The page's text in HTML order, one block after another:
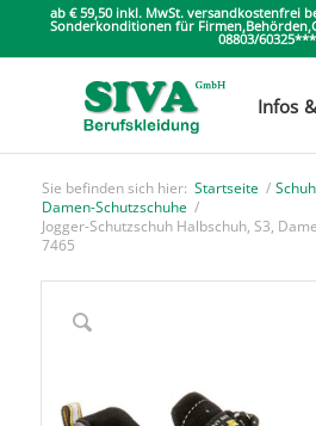
ab € 59,50 inkl. MwSt. versandkostenfrei
Sonderkonditionen für
08803/60325***
Sie befinden sich hier: Startseite /
Damen-Schutzschuhe /
Jogger-Schutzschuh Halbschuh, S3,
7465